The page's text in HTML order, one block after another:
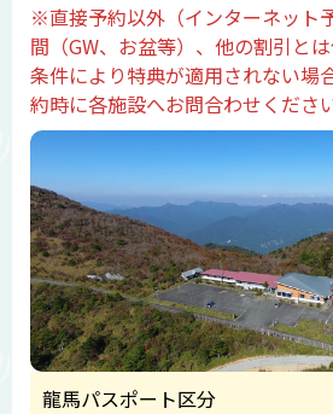
※直接予約以外（インターネット
間（GW、お盆等）、他の割引と
条件により特典が適用されない場
約時に各施設へお問合わせください
龍馬パスポート区分